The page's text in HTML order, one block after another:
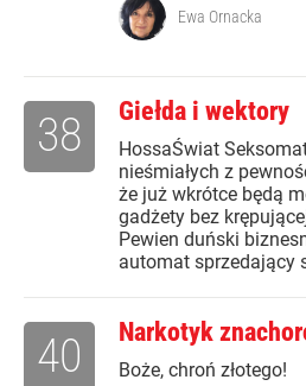
Ewa Ornacka
Giełda i wektory
HossaŚwiat
nieśmiałych z
że już wkrótce będą
gadżety bez
Pewien duński
automat sprzedający
38
Narkotyk
Boże, chroń złotego!
40